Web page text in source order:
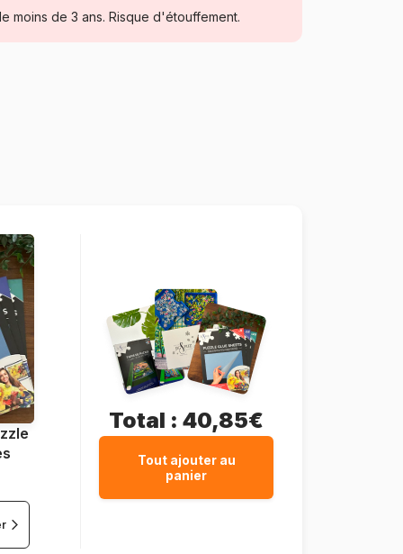
Puzzles - Voitures, Motos et Camions
moins de 3 ans. Risque d'étouffement.
Total : 40,85€
Tout ajouter au
panier